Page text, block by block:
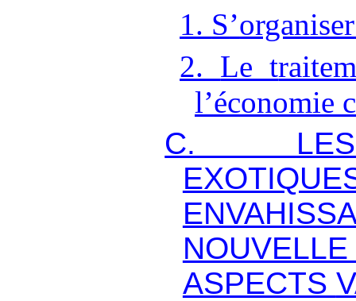
1. S’organiser
2. Le t
l’économie
C.
ASPECTS